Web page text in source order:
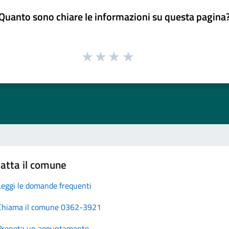
sono chiare le informazioni su questa
il comune
le domande frequenti
il comune 0362-3921